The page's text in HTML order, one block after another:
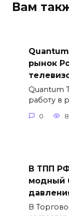
Вам
рынок
Quantum
работу в
0
В ТПП
модный
В